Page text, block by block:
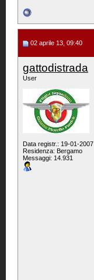
02 aprile 13, 09:40
gattodistrada
User
Data registr.: 19-01-2007
Residenza: Bergamo
Messaggi: 14.931